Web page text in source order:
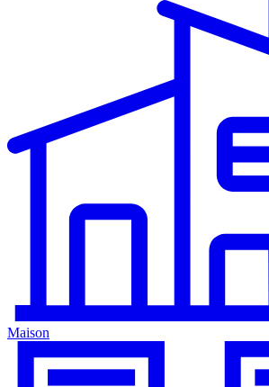
Maison